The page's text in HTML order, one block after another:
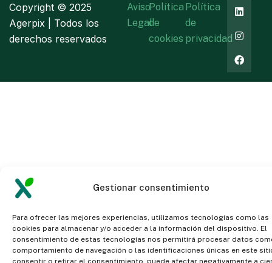
Gestionar consentimiento
Para ofrecer las mejores experiencias, utilizamos tecnologías como las
cookies para almacenar y/o acceder a la información del dispositivo. El
consentimiento de estas tecnologías nos permitirá procesar datos
comportamiento de navegación o las identificaciones únicas en este
consentir o retirar el consentimiento, puede afectar negativamente a
Copyright © 2025
Agerpix | Todos los
derechos reservados
Aviso
Legal
Política
de
cookies
Política
de
privacidad